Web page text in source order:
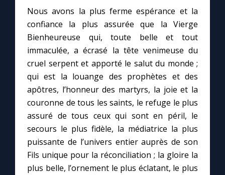
Marie qui défait les nœuds
Me consacrer à Jésus par Marie
Mes intentions de prière
Une Minute avec Marie
Une neuvaine
Nous avons la plus ferme espérance et la
confiance la plus assurée que la Vierge
Bienheureuse qui, toute belle et tout
immaculée, a écrasé la tête venimeuse du
cruel serpent et apporté le salut du monde ;
qui est la louange des prophètes et des
apôtres, l’honneur des martyrs, la joie et la
couronne de tous les saints, le refuge le plus
assuré de tous ceux qui sont en péril, le
secours le plus fidèle, la médiatrice la plus
puissante de l’univers entier auprès de son
Fils unique pour la réconciliation ; la gloire la
plus belle, l’ornement le plus éclatant, le plus